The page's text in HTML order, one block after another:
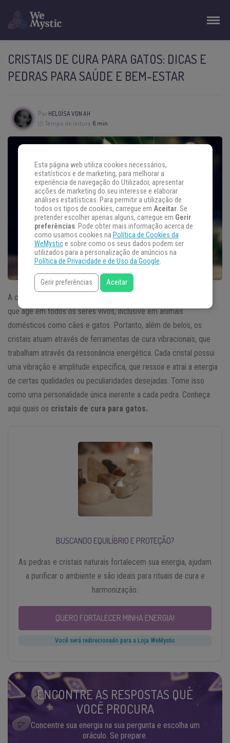
CRISTAIS DE CURA PARA GATOS: DICAS E
PEDRAS PARA SAÚDE E BEM-ESTAR
Por HELOÍSA VON AH
Tempo de leitura: 6 min
A cura através de
que age em todos os seres vivos, inclusive em animais
domésticos como cães e gatos. Portanto, além de belos, os
cristais atuam através de ferramentas de cura vibracionais, que
trabalham através da ressonância energética. Cada cristal possui
uma vibração e amplitude específica, que ressoa e atrai a energia
de certas qualidades ou peculiaridades desejadas. Tome isso
como uma personalidade única inerente a cada pedra. Conheça
aqui quais os cristais de cura para gatos.
BUSCANDO EQUILÍBRIO E PROTEÇÃO?
As pedras e cristais naturais fortalecem sua energia, ajudam
a purificar o ambiente e são ideais para rituais de cura e
harmonização.
QUERO FORTALECER MINHA ENERGIA!
Você será redirecionado para a Loja WeMystic
ENCONTRE AS RESPOSTAS QUE
VOCÊ PROCURA
Concentre sua energia na sua pergunta e escolha um
oráculo. Se prepare.
Esta página web utiliza cookies necessários,
estatísticos e de marketing, para melhorar a
experiência de navegação do Utilizador, apresentar
acções de marketing do seu interesse e elaborar
análises estatísticas. Para permitir a utilização de
todos os tipos de cookies, carregue em Aceitar. Se
pretender escolher apenas alguns, carregue em Gerir
preferências. Pode obter mais informação acerca de
como usamos cookies na Política de Cookies da
WeMystice sobre como os seus dados podem ser
utilizados para a personalização de anúncios na
Política de Privacidade e de Uso da Google.
Gerir preferências Aceitar